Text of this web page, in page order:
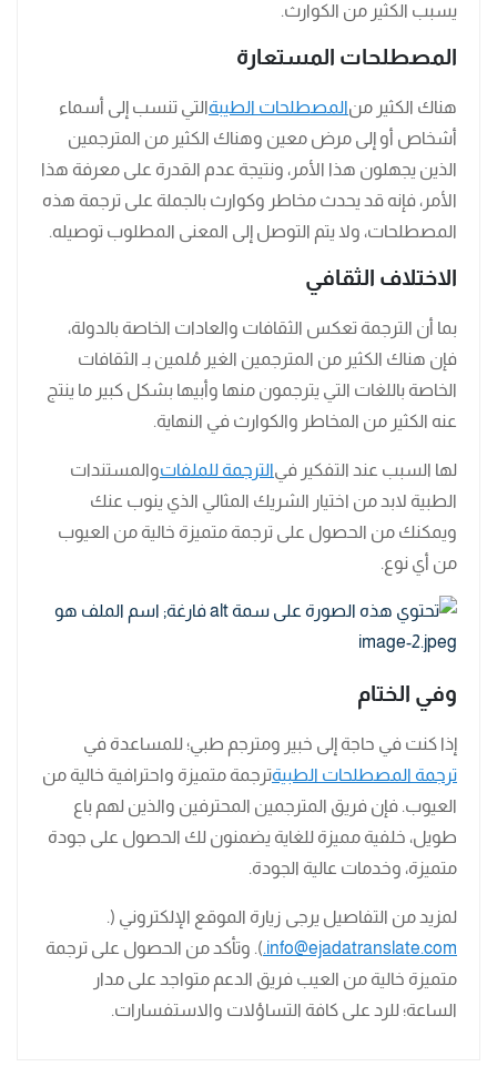
يسبب الكثير من الكوارث.
المصطلحات المستعارة
هناك الكثير منالمصطلحات الطيبةالتي تنسب إلى أسماء
أشخاص أو إلى مرض معين وهناك الكثير من المترجمين
الذين يجهلون هذا الأمر، ونتيجة عدم القدرة على معرفة هذا
الأمر، فإنه قد يحدث مخاطر وكوارث بالجملة على ترجمة هذه
المصطلحات، ولا يتم التوصل إلى المعنى المطلوب توصيله.
الاختلاف الثقافي
بما أن الترجمة تعكس الثقافات والعادات الخاصة بالدولة،
فإن هناك الكثير من المترجمين الغير مُلمين بـ الثقافات
الخاصة باللغات التي يترجمون منها وأبيها بشكل كبير ما ينتج
عنه الكثير من المخاطر والكوارث في النهاية.
لها السبب عند التفكير فيالترجمة للملفاتوالمستندات
الطبية لابد من اختيار الشريك المثالي الذي ينوب عنك
ويمكنك من الحصول على ترجمة متميزة خالية من العيوب
من أي نوع.
وفي الختام
إذا كنت في حاجة إلى خبير ومترجم طبي؛ للمساعدة في
ترجمة المصطلحات الطبيةترجمة متميزة واحترافية خالية من
العيوب. فإن فريق المترجمين المحترفين والذين لهم باع
طويل، خلفية مميزة للغاية يضمنون لك الحصول على جودة
متميزة، وخدمات عالية الجودة.
لمزيد من التفاصيل يرجى زيارة الموقع الإلكتروني (.
info@ejadatranslate.com. ). وتأكد من الحصول على ترجمة
متميزة خالية من العيب فريق الدعم متواجد على مدار
الساعة؛ للرد على كافة التساؤلات والاستفسارات.